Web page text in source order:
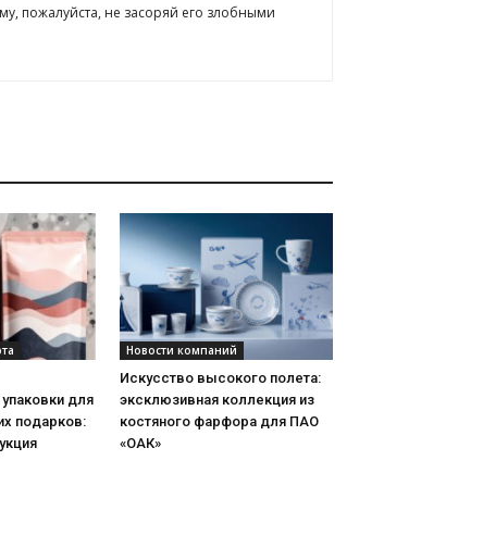
пожалуйста, не засоряй его злобными
для
подарков:
Новости компаний
Искусство высокого полета:
эксклюзивная коллекция из
костяного фарфора для ПАО
«ОАК»